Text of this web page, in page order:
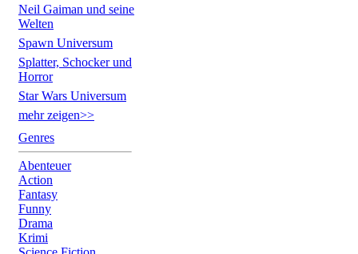
Neil Gaiman und seine
Welten
Spawn Universum
Splatter, Schocker und
Horror
Star Wars Universum
mehr zeigen>>
Genres
Abenteuer
Action
Fantasy
Funny
Drama
Krimi